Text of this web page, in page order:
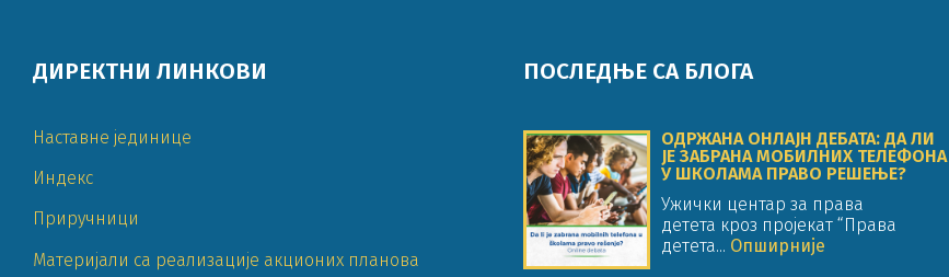
ДИРЕКТНИ ЛИНКОВИ
Наставне јединице
Индекс
Приручници
Материјали са реализације акционих планова
ПОСЛЕДЊЕ СА БЛОГА
ОДРЖАНА ОНЛАЈН ДЕБАТА: ДА ЛИ
ЈЕ ЗАБРАНА МОБИЛНИХ ТЕЛЕФОНА
У ШКОЛАМА ПРАВО РЕШЕЊЕ?
Ужички центар за права
детета кроз пројекат “Права
детета... Опширније